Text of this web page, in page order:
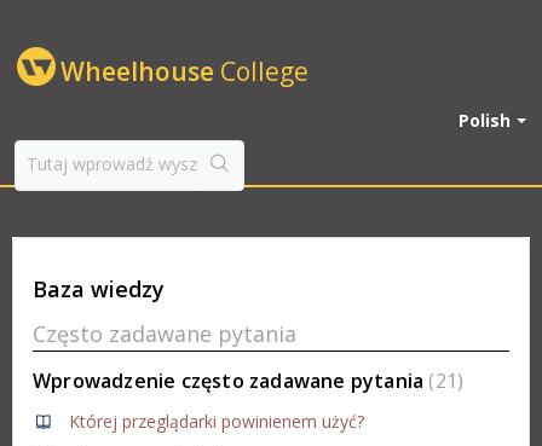
Wheelhouse College
Polish
Baza wiedzy
Często zadawane pytania
Wprowadzenie często zadawane pytania 21
Której przeglądarki powinienem użyć?